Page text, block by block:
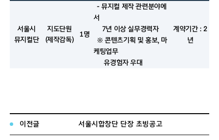
서울시
뮤지컬단
지도단원
(제작감독)
1명
-뮤지컬 제작 관련분야에
서
7년 이상 실무경력자
※ 콘텐츠기획 및 홍보, 마
케팅업무
유경험자 우대
계약기간 : 2
년
이전글 서울시합창단 단장 초빙공고